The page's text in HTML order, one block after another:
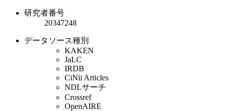
研究者番号
20347248
データソース種別
KAKEN
JaLC
IRDB
CiNii Articles
NDLサーチ
Crossref
OpenAIRE